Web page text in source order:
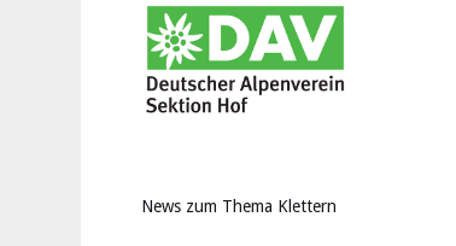
News zum Thema Klettern